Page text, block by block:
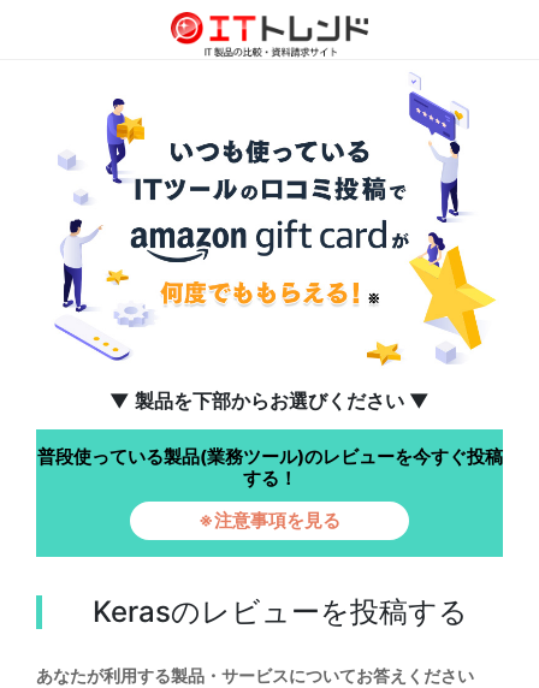
▼ 製品を下部からお選びください ▼
普段使っている製品(業務ツール)のレビューを今すぐ投稿
する！
※注意事項を見る
Kerasのレビューを投稿する
あなたが利用する製品・サービスについてお答えください